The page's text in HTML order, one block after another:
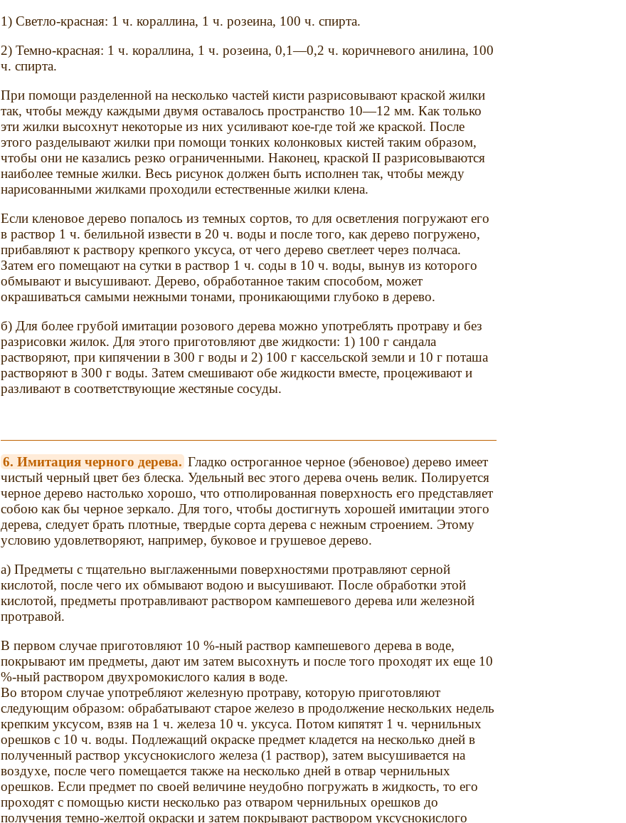
1) Светло-красная: 1 ч. кораллина, 1 ч. розеина, 100 ч. спирта.
2) Темно-красная: 1 ч. кораллина, 1 ч. розеина, 0,1—0,2 ч. коричневого анилина, 100
ч. спирта.
При помощи разделенной на несколько частей кисти разрисовывают краской жилки
так, чтобы между каждыми двумя оставалось пространство 10—12 мм. Как только
эти жилки высохнут некоторые из них усиливают кое-где той же краской. После
этого разделывают жилки при помощи тонких колонковых кистей таким образом,
чтобы они не казались резко ограниченными. Наконец, краской II разрисовываются
наиболее темные жилки. Весь рисунок должен быть исполнен так, чтобы между
нарисованными жилками проходили естественные жилки клена.
Если кленовое дерево попалось из темных сортов, то для осветления погружают его
в раствор 1 ч. белильной извести в 20 ч. воды и после того, как дерево погружено,
прибавляют к раствору крепкого уксуса, от чего дерево светлеет через полчаса.
Затем его помещают на сутки в раствор 1 ч. соды в 10 ч. воды, вынув из которого
обмывают и высушивают. Дерево, обработанное таким способом, может
окрашиваться самыми нежными тонами, проникающими глубоко в дерево.
б) Для более грубой имитации розового дерева можно употреблять протраву и без
разрисовки жилок. Для этого приготовляют две жидкости: 1) 100 г сандала
растворяют, при кипячении в 300 г воды и 2) 100 г кассельской земли и 10 г поташа
растворяют в 300 г воды. Затем смешивают обе жидкости вместе, процеживают и
разливают в соответствующие жестяные сосуды.
6. Имитация черного дерева. Гладко остроганное черное (эбеновое) дерево имеет
чистый черный цвет без блеска. Удельный вес этого дерева очень велик. Полируется
черное дерево настолько хорошо, что отполированная поверхность его представляет
собою как бы черное зеркало. Для того, чтобы достигнуть хорошей имитации этого
дерева, следует брать плотные, твердые сорта дерева с нежным строением. Этому
условию удовлетворяют, например, буковое и грушевое дерево.
а) Предметы с тщательно выглаженными поверхностями протравляют серной
кислотой, после чего их обмывают водою и высушивают. После обработки этой
кислотой, предметы протравливают раствором кампешевого дерева или железной
протравой.
В первом случае приготовляют 10 %-ный раствор кампешевого дерева в воде,
покрывают им предметы, дают им затем высохнуть и после того проходят их еще 10
%-ный раствором двухромокислого калия в воде.
Во втором случае употребляют железную протраву, которую приготовляют
следующим образом: обрабатывают старое железо в продолжение нескольких недель
крепким уксусом, взяв на 1 ч. железа 10 ч. уксуса. Потом кипятят 1 ч. чернильных
орешков с 10 ч. воды. Подлежащий окраске предмет кладется на несколько дней в
полученный раствор уксуснокислого железа (1 раствор), затем высушивается на
воздухе, после чего помещается также на несколько дней в отвар чернильных
орешков. Если предмет по своей величине неудобно погружать в жидкость, то его
проходят с помощью кисти несколько раз отваром чернильных орешков до
получения темно-желтой окраски и затем покрывают раствором уксуснокислого